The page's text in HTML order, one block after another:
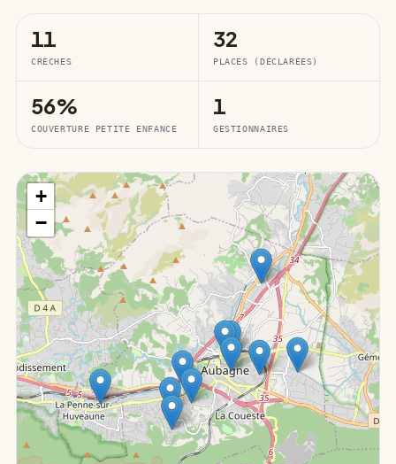
11
CRÈCHES
32
PLACES (DÉCLARÉES)
56%
COUVERTURE PETITE ENFANCE
1
GESTIONNAIRES
+
−